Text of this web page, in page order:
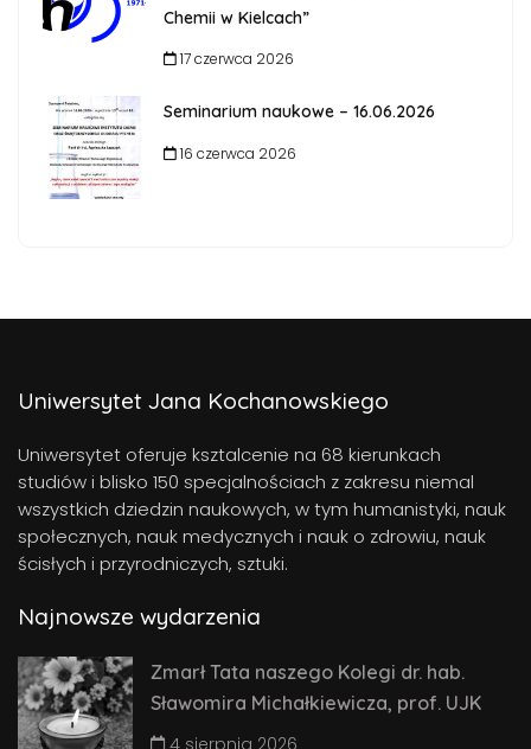
Chemii w Kielcach”
17 czerwca 2026
Seminarium naukowe – 16.06.2026
16 czerwca 2026
Uniwersytet Jana Kochanowskiego
Uniwersytet oferuje ksztalcenie na 68 kierunkach
studiów i blisko 150 specjalnościach z zakresu niemal
wszystkich dziedzin naukowych, w tym humanistyki, nauk
społecznych, nauk medycznych i nauk o zdrowiu, nauk
ścisłych i przyrodniczych, sztuki.
Najnowsze wydarzenia
Zmarł Tata naszego Kolegi dr. hab.
Sławomira Michałkiewicza, prof. UJK
4 sierpnia 2026